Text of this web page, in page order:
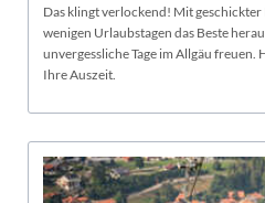
Das klingt verlockend! Mit geschickter
wenigen Urlaubstagen das Beste
unvergessliche Tage im Allgäu freuen.
Ihre Auszeit.